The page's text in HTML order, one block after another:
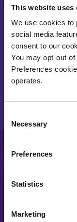
This website uses
We use cookies to
social media
consent to our
You may opt-out
Preferences
operates.
Selection
Necessary
Preferences
Statistics
Marketing
HPC, DU
(ISR) ET DU
Que vous
national, un
chercheur qui
fournissons les
la collaboration
ARCHIVAGE
Les agences